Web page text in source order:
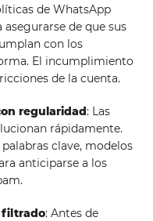
de WhatsApp
asegurarse de que sus
con los
El incumplimiento
de la cuenta.
regularidad: Las
rápidamente.
clave, modelos
anticiparse a los
filtrado: Antes de